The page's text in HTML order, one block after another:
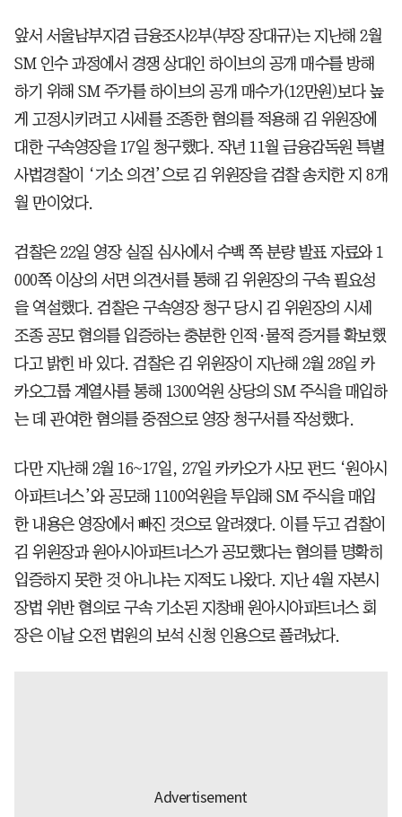
앞서 서울남부지검 금융조사2부(부장 장대규)는 지난해 2월
SM 인수 과정에서 경쟁 상대인 하이브의 공개 매수를 방해
하기 위해 SM 주가를 하이브의 공개 매수가(12만원)보다 높
게 고정시키려고 시세를 조종한 혐의를 적용해 김 위원장에
대한 구속영장을 17일 청구했다. 작년 11월 금융감독원 특별
사법경찰이 ‘기소 의견’으로 김 위원장을 검찰 송치한 지 8개
월 만이었다.
검찰은 22일 영장 실질 심사에서 수백 쪽 분량 발표 자료와 1
000쪽 이상의 서면 의견서를 통해 김 위원장의 구속 필요성
을 역설했다. 검찰은 구속영장 청구 당시 김 위원장의 시세
조종 공모 혐의를 입증하는 충분한 인적·물적 증거를 확보했
다고 밝힌 바 있다. 검찰은 김 위원장이 지난해 2월 28일 카
카오그룹 계열사를 통해 1300억원 상당의 SM 주식을 매입하
는 데 관여한 혐의를 중점으로 영장 청구서를 작성했다.
다만 지난해 2월 16~17일, 27일 카카오가 사모 펀드 ‘원아시
아파트너스’와 공모해 1100억원을 투입해 SM 주식을 매입
한 내용은 영장에서 빠진 것으로 알려졌다. 이를 두고 검찰이
김 위원장과 원아시아파트너스가 공모했다는 혐의를 명확히
입증하지 못한 것 아니냐는 지적도 나왔다. 지난 4월 자본시
장법 위반 혐의로 구속 기소된 지창배 원아시아파트너스 회
장은 이날 오전 법원의 보석 신청 인용으로 풀려났다.